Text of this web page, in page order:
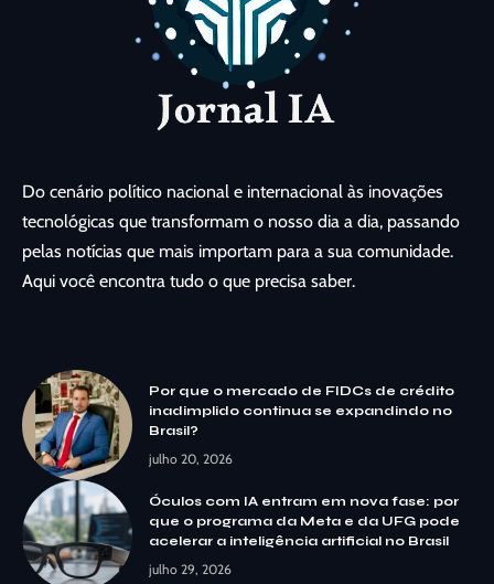
Do cenário político nacional e internacional às inovações
tecnológicas que transformam o nosso dia a dia, passando
pelas notícias que mais importam para a sua comunidade.
Aqui você encontra tudo o que precisa saber.
Por que o mercado de FIDCs de crédito
inadimplido continua se expandindo no
Brasil?
julho 20, 2026
Óculos com IA entram em nova fase: por
que o programa da Meta e da UFG pode
acelerar a inteligência artificial no Brasil
julho 29, 2026